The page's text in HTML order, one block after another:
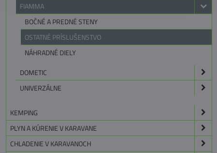
FIAMMA
BOČNÉ A PREDNÉ STENY
OSTATNÉ PRÍSLUŠENSTVO
NÁHRADNÉ DIELY
DOMETIC
UNIVERZÁLNE
KEMPING
PLYN A KÚRENIE V KARAVANE
CHLADENIE V KARAVANOCH